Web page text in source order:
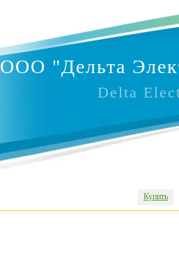
OOO "Дельта
Delta
Купить